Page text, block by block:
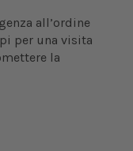
all’ordine
per una visita
la